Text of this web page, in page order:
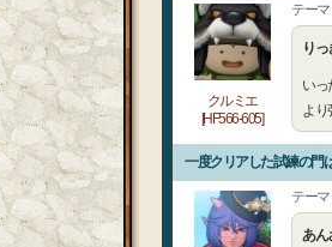
クルミエ
[HF566-605]
テー
りっ
い
より
一度クリアした試練の門
テー
あん